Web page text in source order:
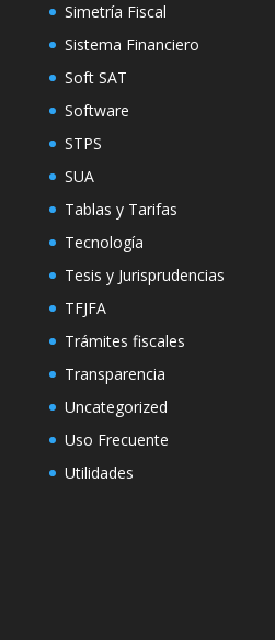
Simetría Fiscal
Sistema Financiero
Soft SAT
Software
STPS
SUA
Tablas y Tarifas
Tecnología
Tesis y Jurisprudencias
TFJFA
Trámites fiscales
Transparencia
Uncategorized
Uso Frecuente
Utilidades